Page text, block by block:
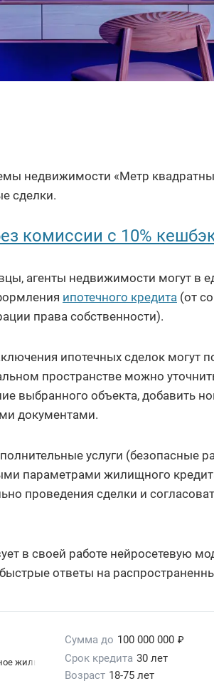
недвижимости «Метр
сделки.
комиссии с 10%
агенты недвижимости могут в
ипотечного кредита (от
права собственности).
ипотечных сделок могут
пространстве можно
выбранного объекта, добавить
документами.
услуги (безопасные
параметрами жилищного
проведения сделки и
в своей работе нейросетевую
ответы на
жилье
Сумма до 100 000 000 ₽
Срок кредита 30 лет
Возраст 18-75 лет